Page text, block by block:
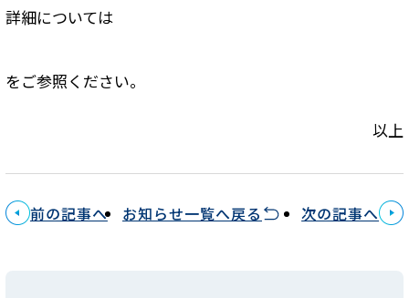
詳細については
をご参照ください。
以上
前の記事へ お知らせ一覧へ戻る 次の記事へ